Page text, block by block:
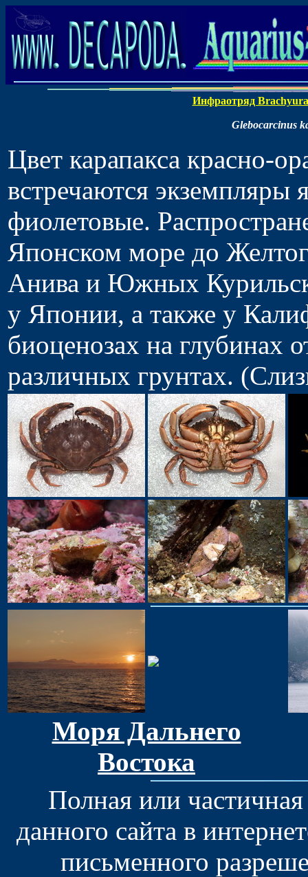
Инфраотряд Brachyura
Glebocarcinus
Цвет карапакса красно-
встречаются экземпляры
фиолетовые.
Японском море до
Анива и Южных
у Японии, а также у
биоценозах на глубинах
различных грунтах.
Моря Дальнего
Востока
Полная или
данного сайта в
письменного